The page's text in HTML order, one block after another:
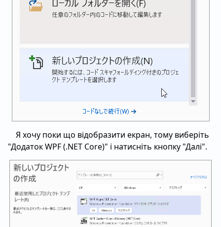
Я хочу поки що відобразити екран, тому виберіть
"Додаток WPF (.NET Core)" і натисніть кнопку "Далі".